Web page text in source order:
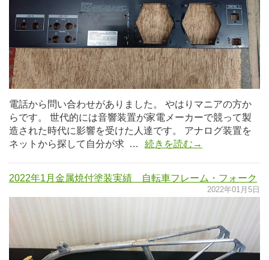
電話から問い合わせがありました。 やはりマニアの方か
らです。 世代的には音響装置が家電メーカーで競って製
造された時代に影響を受けた人達です。 アナログ装置を
ネットから探して自分が求 …
続きを読む→
2022年1月金属焼付塗装実績 自転車フレーム・フォーク
2022年01月5日